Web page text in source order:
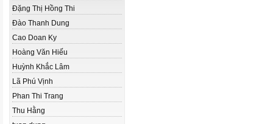
Đặng Thị Hồng Thi
Đào Thanh Dung
Cao Doan Ky
Hoàng Văn Hiếu
Huỳnh Khắc Lâm
Lã Phú Vịnh
Phan Thi Trang
Thu Hằng